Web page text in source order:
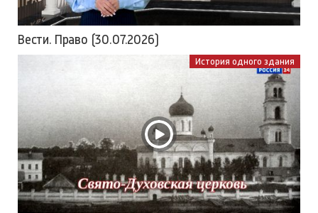
Вести. Право (30.07.2026)
История одного здания